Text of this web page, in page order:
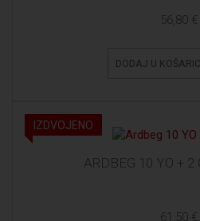
56,80 €
DODAJ U
IZDVOJENO
ARDBEG 10 YO + 2
61,50 €